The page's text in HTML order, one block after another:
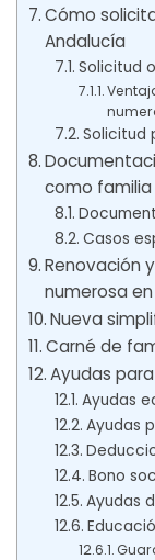
Cómo
Andalucía
Solicitud
Solicitud
como familia
Casos
Renovación
numerosa
Nueva
Carné de
Ayudas
Ayudas
Ayudas
Bono
Ayudas